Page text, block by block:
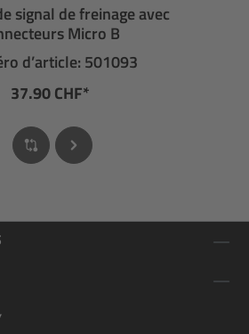
signal de freinage avec
Micro B
d’article: 501093
37.90 CHF*